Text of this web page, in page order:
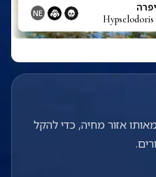
NE
אזור מחיה, כדי להקל